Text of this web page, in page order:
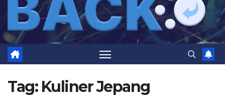
Tag: Kuliner Jepang